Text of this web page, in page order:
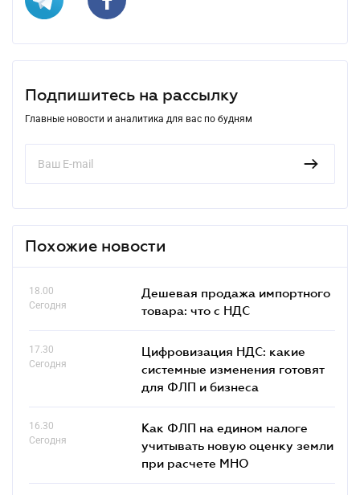
Подпишитесь на рассылку
Главные новости и аналитика для вас по будням
Похожие новости
18.00
Сегодня
Дешевая продажа импортного
товара: что c НДС
17.30
Сегодня
Цифровизация НДС: какие
системные изменения готовят
для ФЛП и бизнеса
16.30
Сегодня
Как ФЛП на едином налоге
учитывать новую оценку земли
при расчете МНО